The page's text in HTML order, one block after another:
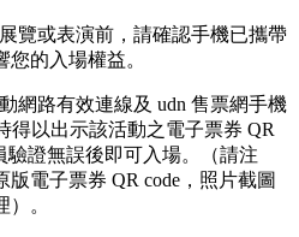
覽或表演前，請確認手機已攜帶
您的入場權益。
網路有效連線及 udn 售票網手機
得以出示該活動之電子票券 QR
驗證無誤後即可入場。（請注
電子票券 QR code，照片截圖
。